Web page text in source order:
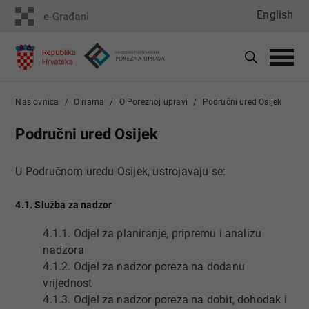
English
Naslovnica O nama O Poreznoj upravi Područni ured Osijek
Područni ured Osijek
U Područnom uredu Osijek, ustrojavaju se:
4.1. Služba za nadzor
4.1.1. Odjel za planiranje, pripremu i analizu
nadzora
4.1.2. Odjel za nadzor poreza na dodanu
vrijednost
4.1.3. Odjel za nadzor poreza na dobit, dohodak i